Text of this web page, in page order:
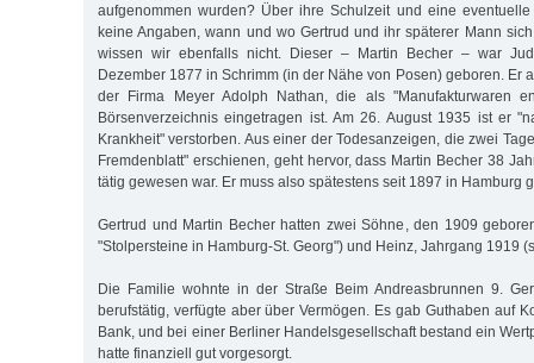
aufgenommen wurden? Über ihre Schulzeit und eine
keine An­ga­ben, wann und wo Gertrud und ihr späterer Mann
wissen wir ebenfalls nicht. Dieser – Martin Becher – war
Dezember 1877 in Schrimm (in der Nähe von Posen) geboren. Er
der Firma Meyer Adolph Nathan, die als "Manufakturwaren
Börsenverzeichnis eingetragen ist. Am 26. August 1935 ist er
Krankheit" verstorben. Aus einer der Todesanzeigen, die zwei
Fremdenblatt" erschienen, geht hervor, dass Martin Becher 38
tätig gewesen war. Er muss also spätestens seit 1897 in Hamburg
Gertrud und Martin Becher hatten zwei Söhne, den 1909
"Stolpersteine in Hamburg-St. Georg") und Heinz, Jahrgang 1919
Die Familie wohnte in der Straße Beim Andreasbrunnen 9.
berufstätig, verfügte aber über Vermögen. Es gab Guthaben auf
Bank, und bei einer Berliner Handelsgesellschaft bestand ein
hatte finanziell gut vorgesorgt.